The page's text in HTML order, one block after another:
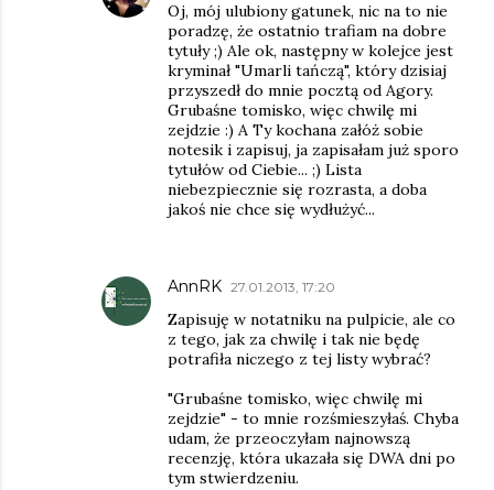
Oj, mój ulubiony gatunek, nic na to nie
poradzę, że ostatnio trafiam na dobre
tytuły ;) Ale ok, następny w kolejce jest
kryminał "Umarli tańczą", który dzisiaj
przyszedł do mnie pocztą od Agory.
Grubaśne tomisko, więc chwilę mi
zejdzie :) A Ty kochana załóż sobie
notesik i zapisuj, ja zapisałam już sporo
tytułów od Ciebie... ;) Lista
niebezpiecznie się rozrasta, a doba
jakoś nie chce się wydłużyć...
AnnRK 27.01.2013, 17:20
Zapisuję w notatniku na pulpicie, ale co
z tego, jak za chwilę i tak nie będę
potrafiła niczego z tej listy wybrać?
"Grubaśne tomisko, więc chwilę mi
zejdzie" - to mnie rozśmieszyłaś. Chyba
udam, że przeoczyłam najnowszą
recenzję, która ukazała się DWA dni po
tym stwierdzeniu.